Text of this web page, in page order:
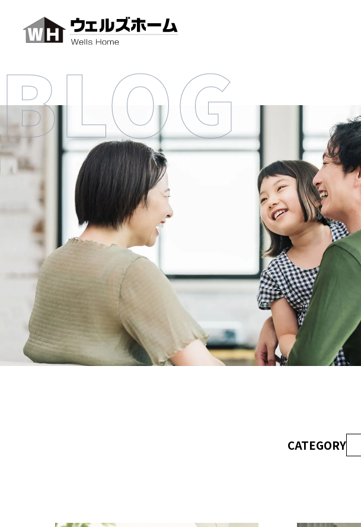
イベントを見る
無料パンフレットプレゼント
無料相談会を予約する
Instagramから問い合わせ
フリーダイヤル
プライバシーポリシー
BLOG
CATEGORY